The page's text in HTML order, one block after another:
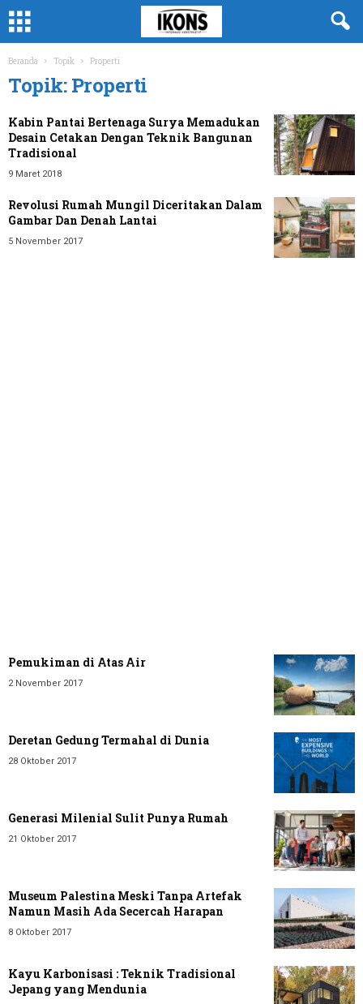
Beranda Topik Properti
Topik: Properti
Kabin Pantai Bertenaga Surya Memadukan
Desain Cetakan Dengan Teknik Bangunan
Tradisional
9 Maret 2018
Revolusi Rumah Mungil Diceritakan Dalam
Gambar Dan Denah Lantai
5 November 2017
Pemukiman di Atas Air
2 November 2017
Deretan Gedung Termahal di Dunia
28 Oktober 2017
Generasi Milenial Sulit Punya Rumah
21 Oktober 2017
Museum Palestina Meski Tanpa Artefak
Namun Masih Ada Secercah Harapan
8 Oktober 2017
Kayu Karbonisasi : Teknik Tradisional
Jepang yang Mendunia